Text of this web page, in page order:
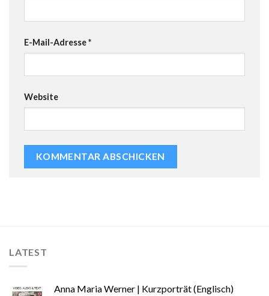
E-Mail-Adresse*
Website
LATEST
Anna Maria Werner | Kurzporträt (Englisch)